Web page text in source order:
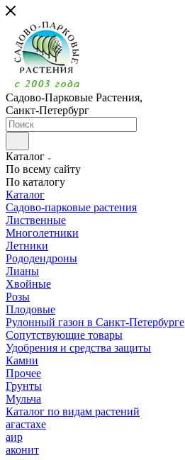
Садово-Парковые Растения,
Санкт-Петербург
Каталог
По всему сайту
По каталогу
Каталог
Садово-парковые растения
Лиственные
Многолетники
Летники
Рододендроны
Лианы
Хвойные
Розы
Плодовые
Рулонный газон в Санкт-Петербурге
Сопутствующие товары
Удобрения и средства защиты
Камни
Прочее
Грунты
Мульча
Каталог по видам растений
агастахе
аир
аконит